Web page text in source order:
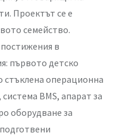
Проектът се е
семейство.
в
първото детско
стъклена операционна
BMS, апарат за
оборудване за